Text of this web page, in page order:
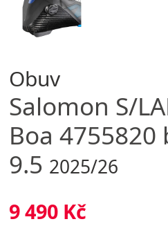
Obuv
Salomon S/
Boa
9.5 2025/26
9 490 Kč